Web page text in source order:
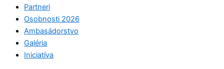
Partneri
Osobnosti 2026
Ambasádorstvo
Galéria
Iniciatíva